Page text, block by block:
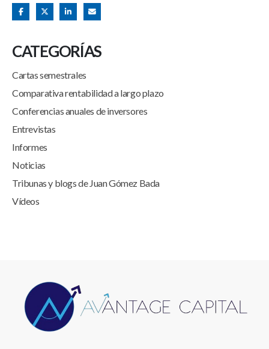
CATEGORÍAS
Cartas semestrales
Comparativa rentabilidad a largo plazo
Conferencias anuales de inversores
Entrevistas
Informes
Noticias
Tribunas y blogs de Juan Gómez Bada
Vídeos